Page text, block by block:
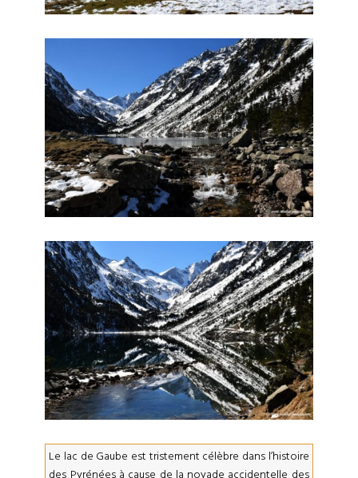
Le lac de Gaube est tristement célèbre dans l’histoire